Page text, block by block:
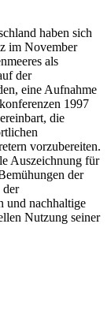
haben sich
im November
als
der
eine Aufnahme
1997
die
vorzubereiten.
Auszeichnung für
der
der
und nachhaltige
Nutzung seiner